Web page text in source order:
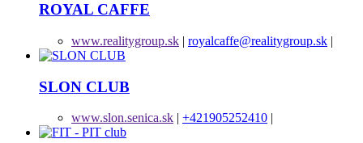
ROYAL CAFFE
www.realitygroup.sk | royalcaffe@realitygroup.sk |
SLON CLUB
www.slon.senica.sk | +421905252410 |